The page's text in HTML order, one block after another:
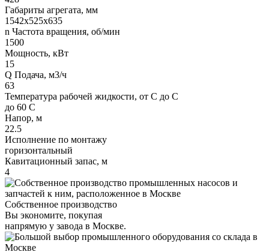
Габариты агрегата, мм
1542х525х635
n Частота вращения, об/мин
1500
Мощность, кВт
15
Q Подача, м3/ч
63
Температура рабочей жидкости, от С до С
до 60 С
Напор, м
22.5
Исполнение по монтажу
горизонтальный
Кавитационный запас, м
4
Собственное производство
Вы экономите, покупая
напрямую у завода в Москве.